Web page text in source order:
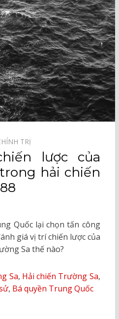
TRỊ⠀
lược của
hải chiến
Quốc lại chọn tấn công
giá vị trí chiến lược của
Sa thế nào?
Sa, Hải chiến Trường Sa,
, Bá quyền Trung Quốc